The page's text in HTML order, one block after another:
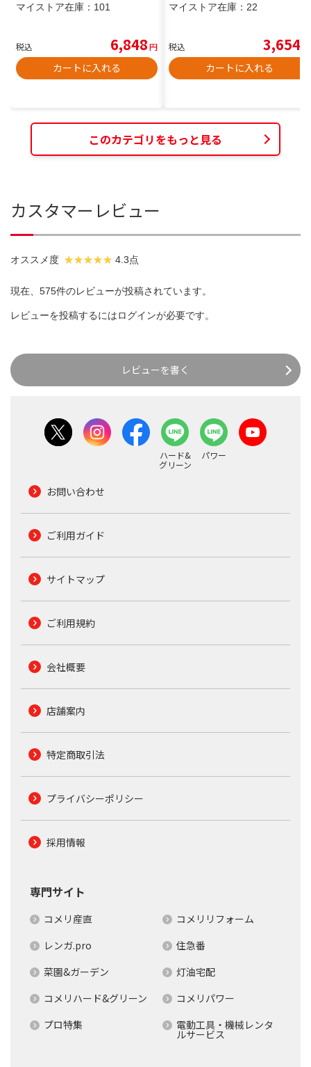
マイストア在庫： 101
税込 6,848円
カートに入れる
マイストア在庫： 22
税込 3,654
カートに入れる
このカテゴリをもっと見る
カスタマーレビュー
オススメ度 4.3点
現在、575件のレビューが投稿されています。
レビューを投稿するにはログインが必要です。
レビューを書く
ハード&
グリーン
パワー
お問い合わせ
ご利用ガイド
サイトマップ
ご利用規約
会社概要
店舗案内
特定商取引法
プライバシーポリシー
採用情報
専門サイト
コメリ産直
コメリリフォーム
レンガ.pro
住急番
菜園&ガーデン
灯油宅配
コメリハード&グリーン
コメリパワー
プロ特集
電動工具・機械レンタ
ルサービス